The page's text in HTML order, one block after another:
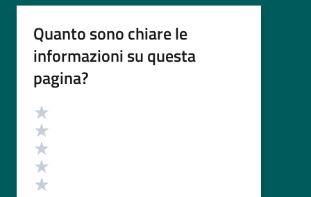
Quanto sono chiare le
informazioni su questa
pagina?
Valutazione